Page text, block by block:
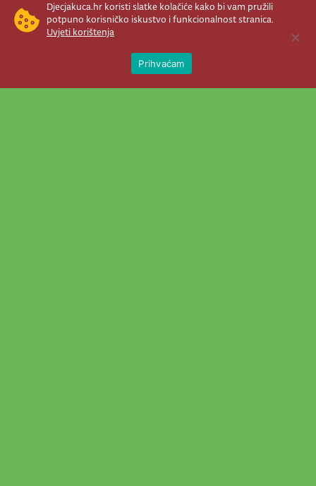
Djecjakuca.hr koristi slatke kolačiće kako bi vam pružili
potpuno korisničko iskustvo i funkcionalnost stranica.
Uvjeti korištenja
Prihvaćam